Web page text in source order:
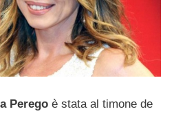
Perego è stata al timone de